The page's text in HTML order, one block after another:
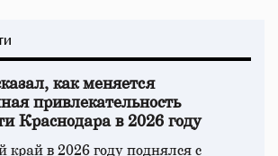
как меняется
привлекательность
Краснодара в 2026 году
край в 2026 году поднялся с